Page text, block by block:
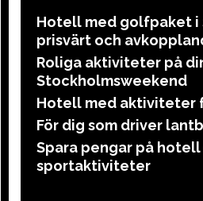
Hotell med golfpaket i
prisvärt och
Roliga aktiviteter på
Stockholmsweekend
Hotell med aktiviteter
För dig som driver
Spara pengar på hotell
sportaktiviteter